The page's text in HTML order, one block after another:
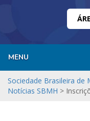
MENU
Sociedade Brasileira de
Notícias SBMH >